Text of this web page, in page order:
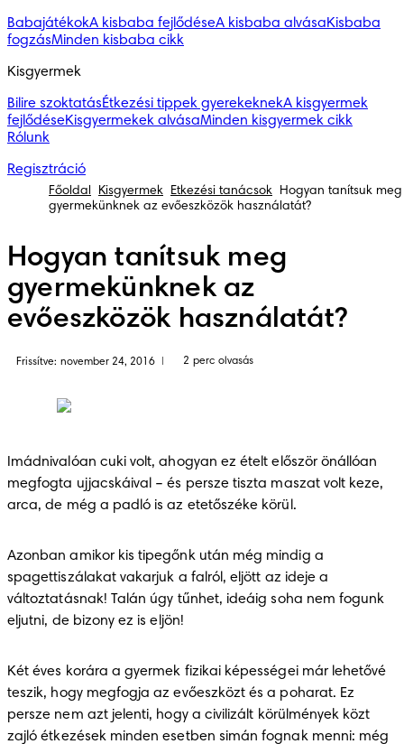
BabajátékokA kisbaba fejlődéseA kisbaba alvásaKisbaba
fogzásMinden kisbaba cikk
Kisgyermek
Bilire szoktatásÉtkezési tippek gyerekeknekA kisgyermek
fejlődéseKisgyermekek alvásaMinden kisgyermek cikk
Rólunk
Regisztráció
Főoldal Kisgyermek Étkezési tanácsok
Hogyan tanítsuk meg
gyermekünknek az evőeszközök használatát?
Hogyan tanítsuk meg
gyermekünknek az
evőeszközök használatát?
Frissítve: november 24, 2016 2 perc olvasás
Imádnivalóan cuki volt, ahogyan ez ételt először önállóan
megfogta ujjacskáival – és persze tiszta maszat volt keze,
arca, de még a padló is az etetőszéke körül.
Azonban amikor kis tipegőnk után még mindig a
spagettiszálakat vakarjuk a falról, eljött az ideje a
változtatásnak! Talán úgy tűnhet, ideáig soha nem fogunk
eljutni, de bizony ez is eljön!
Két éves korára a gyermek fizikai képességei már lehetővé
teszik, hogy megfogja az evőeszközt és a poharat. Ez
persze nem azt jelenti, hogy a civilizált körülmények közt
zajló étkezések minden esetben simán fognak menni: még